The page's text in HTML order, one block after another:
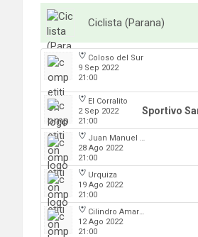
Ciclista (Parana)
Coloso del Sur
9 Sep 2022
21:00
El Corralito
2 Sep 2022
21:00
Juan Manuel A. Baglietto
28 Ago 2022
21:00
Urquiza
19 Ago 2022
21:00
Cilindro Amarillo
12 Ago 2022
21:00